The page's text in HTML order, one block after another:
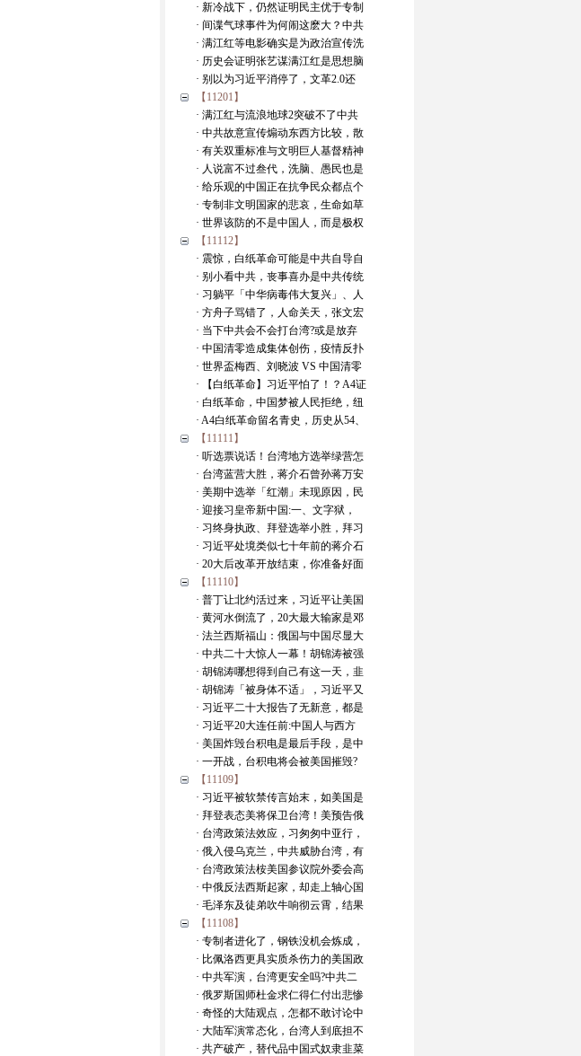
· 新冷战下，仍然证明民主优于专制
· 间谍气球事件为何闹这麽大？中共
· 满江红等电影确实是为政治宣传洗
· 历史会证明张艺谋满江红是思想脑
· 别以为习近平消停了，文革2.0还
【11201】
· 满江红与流浪地球2突破不了中共
· 中共故意宣传煽动东西方比较，散
· 有关双重标准与文明巨人基督精神
· 人说富不过叁代，洗脑、愚民也是
· 给乐观的中国正在抗争民众都点个
· 专制非文明国家的悲哀，生命如草
· 世界该防的不是中国人，而是极权
【11112】
· 震惊，白纸革命可能是中共自导自
· 别小看中共，丧事喜办是中共传统
· 习躺平「中华病毒伟大复兴」、人
· 方舟子骂错了，人命关天，张文宏
· 当下中共会不会打台湾?或是放弃
· 中国清零造成集体创伤，疫情反扑
· 世界盃梅西、刘晓波 VS 中国清零
· 【白纸革命】习近平怕了！？A4证
· 白纸革命，中国梦被人民拒绝，纽
· A4白纸革命留名青史，历史从54、
【11111】
· 听选票说话！台湾地方选举绿营怎
· 台湾蓝营大胜，蒋介石曾孙蒋万安
· 美期中选举「红潮」未现原因，民
· 迎接习皇帝新中国:一、文字狱，
· 习终身执政、拜登选举小胜，拜习
· 习近平处境类似七十年前的蒋介石
· 20大后改革开放结束，你准备好面
【11110】
· 普丁让北约活过来，习近平让美国
· 黄河水倒流了，20大最大输家是邓
· 法兰西斯福山：俄国与中国尽显大
· 中共二十大惊人一幕！胡锦涛被强
· 胡锦涛哪想得到自己有这一天，韭
· 胡锦涛「被身体不适」，习近平又
· 习近平二十大报告了无新意，都是
· 习近平20大连任前:中国人与西方
· 美国炸毁台积电是最后手段，是中
· 一开战，台积电将会被美国摧毁?
【11109】
· 习近平被软禁传言始末，如美国是
· 拜登表态美将保卫台湾！美预告俄
· 台湾政策法效应，习匆匆中亚行，
· 俄入侵乌克兰，中共威胁台湾，有
· 台湾政策法桉美国参议院外委会高
· 中俄反法西斯起家，却走上轴心国
· 毛泽东及徒弟吹牛响彻云霄，结果
【11108】
· 专制者进化了，钢铁没机会炼成，
· 比佩洛西更具实质杀伤力的美国政
· 中共军演，台湾更安全吗?中共二
· 俄罗斯国师杜金求仁得仁付出悲惨
· 奇怪的大陆观点，怎都不敢讨论中
· 大陆军演常态化，台湾人到底担不
· 共产破产，替代品中国式奴隶韭菜